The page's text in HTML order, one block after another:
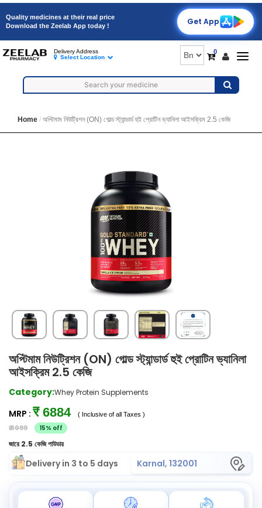
Quality medicines at their real price
Download the Zeelab App today !
Get App
0
Delivery Address
Select Location
Home অপ্টিমাম নিউট্রিশন (ON) গোল্ড স্ট্যান্ডার্ড হুই প্রোটিন ভ্যানিলা আইসক্রিম 2.5 কেজি
অপ্টিমাম নিউট্রিশন (ON) গোল্ড স্ট্যান্ডার্ড হুই প্রোটিন ভ্যানিলা
আইসক্রিম 2.5 কেজি
Category:Whey Protein Supplements
MRP : ₹ 6884 ( Inclusive of all Taxes )
₹ 8099 15% off
জারে 2.5 কেজি পাউডার
Delivery in 3 to 5 days Karnal, 132001